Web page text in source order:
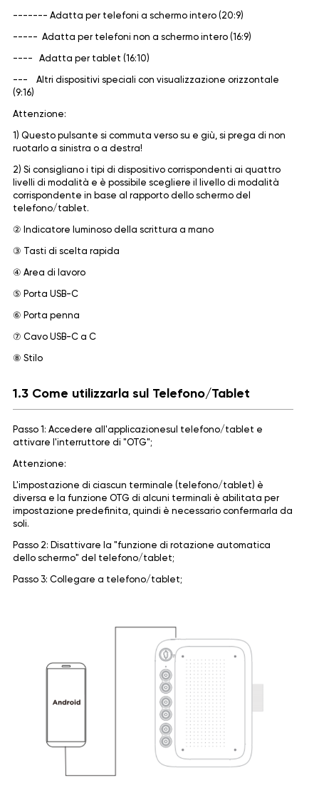
------- Adatta per telefoni a schermo intero (20:9)
----- Adatta per telefoni non a schermo intero (16:9)
---- Adatta per tablet (16:10)
--- Altri dispositivi speciali con visualizzazione orizzontale
(9:16)
Attenzione:
1) Questo pulsante si commuta verso su e giù, si prega di non
ruotarlo a sinistra o a destra!
2) Si consigliano i tipi di dispositivo corrispondenti ai quattro
livelli di modalità e è possibile scegliere il livello di modalità
corrispondente in base al rapporto dello schermo del
telefono/tablet.
② Indicatore luminoso della scrittura a mano
③ Tasti di scelta rapida
④ Area di lavoro
⑤ Porta USB-C
⑥ Porta penna
⑦ Cavo USB-C a C
⑧ Stilo
1.3 Come utilizzarla sul Telefono/Tablet
Passo 1: Accedere all'applicazionesul telefono/tablet e
attivare l'interruttore di "OTG";
Attenzione:
L'impostazione di ciascun terminale (telefono/tablet) è
diversa e la funzione OTG di alcuni terminali è abilitata per
impostazione predefinita, quindi è necessario confermarla da
soli.
Passo 2: Disattivare la "funzione di rotazione automatica
dello schermo" del telefono/tablet;
Passo 3: Collegare a telefono/tablet;